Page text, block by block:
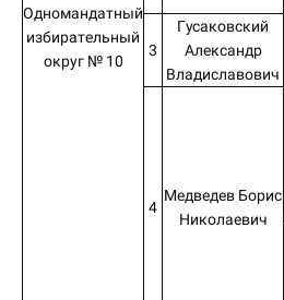
Одномандатный
избирательный
округ № 10
3
Гусаковский
Александр
Владиславович
4
Медведев Борис
Николаевич